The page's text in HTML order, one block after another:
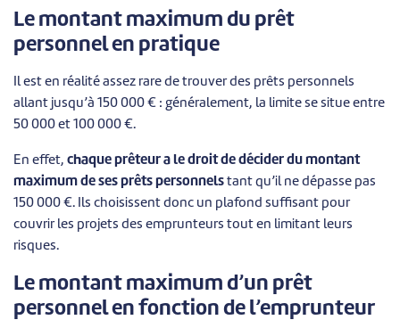
Le montant maximum du prêt
personnel en pratique
Il est en réalité assez rare de trouver des prêts personnels
allant jusqu’à 150 000 € : généralement, la limite se situe entre
50 000 et 100 000 €.
En effet, chaque prêteur a le droit de décider du montant
maximum de ses prêts personnels tant qu’il ne dépasse pas
150 000 €. Ils choisissent donc un plafond suffisant pour
couvrir les projets des emprunteurs tout en limitant leurs
risques.
Le montant maximum d’un prêt
personnel en fonction de l’emprunteur